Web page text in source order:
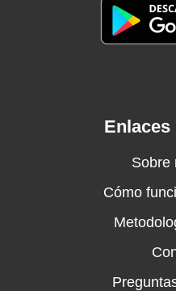
Enlaces
Sobre
Cómo